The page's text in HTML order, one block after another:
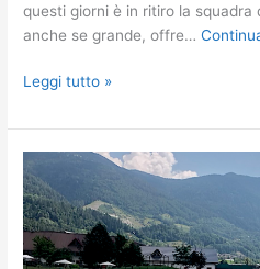
questi giorni è in ritiro la squadra
anche se grande, offre…
Val
in
camper
Leggi tutto »